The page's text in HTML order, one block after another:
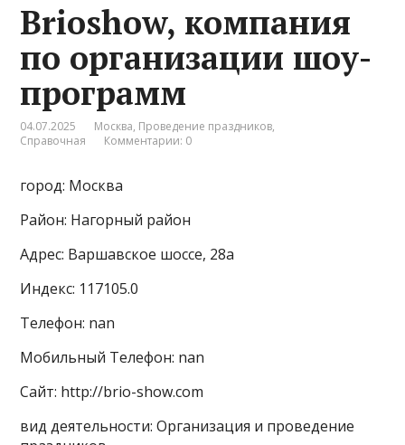
Brioshow, компания
по организации шоу-
программ
04.07.2025 Москва, Проведение праздников,
Справочная
Комментарии: 0
город: Москва
Район: Нагорный район
Адрес: Варшавское шоссе, 28а
Индекс: 117105.0
Телефон: nan
Мобильный Телефон: nan
Сайт: http://brio-show.com
вид деятельности: Организация и проведение